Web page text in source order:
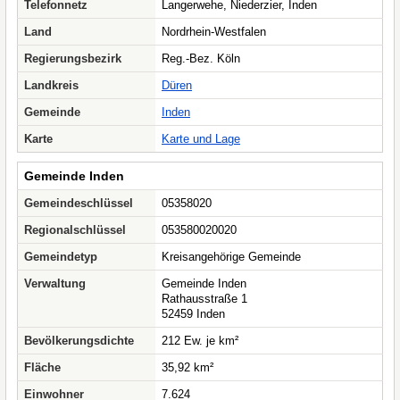
Telefonnetz
Langerwehe, Niederzier, Inden
Land
Nordrhein-Westfalen
Regierungsbezirk
Reg.-Bez. Köln
Landkreis
Düren
Gemeinde
Inden
Karte
Karte und Lage
Gemeinde Inden
Gemeindeschlüssel
05358020
Regionalschlüssel
053580020020
Gemeindetyp
Kreisangehörige Gemeinde
Verwaltung
Gemeinde Inden
Rathausstraße 1
52459 Inden
Bevölkerungsdichte
212 Ew. je km²
Fläche
35,92 km²
Einwohner
7.624